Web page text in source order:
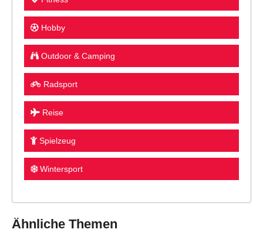
Hobby
Outdoor & Camping
Radsport
Reise
Spielzeug
Wintersport
Ähnliche Themen